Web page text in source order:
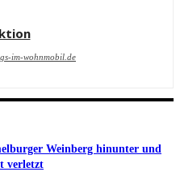
im-wohnmobil.de
Weinberg hinunter und
verletzt